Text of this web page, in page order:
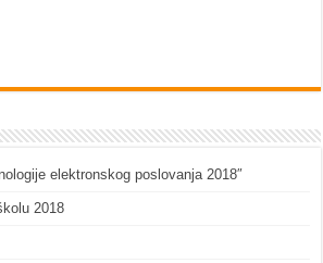
elektronskog poslovanja 2018″
2018